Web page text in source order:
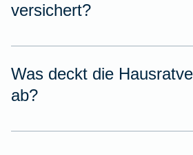
versichert?
Was deckt die
ab?